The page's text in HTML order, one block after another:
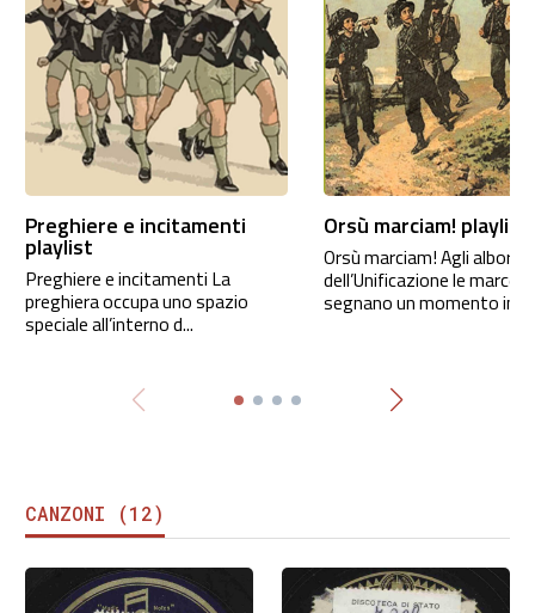
Preghiere e incitamenti
playlist
Preghiere e incitamenti La
preghiera occupa uno spazio
speciale all’interno d...
Orsù marciam! playlist
Orsù marciam! Agli albori
dell’Unificazione le marce
segnano un momento
CANZONI (12)